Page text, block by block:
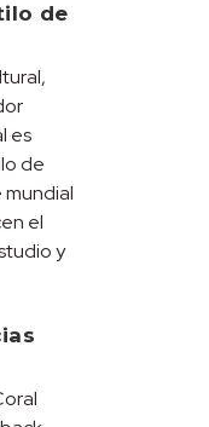
de
es
de
mundial
el
y